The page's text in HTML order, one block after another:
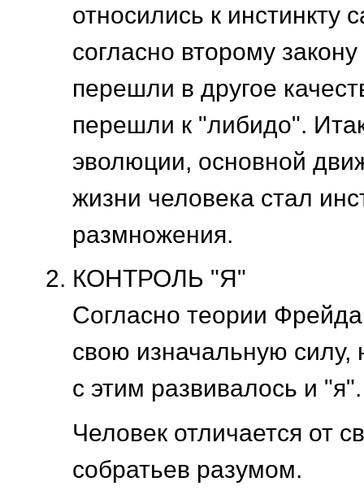
относились к инстинкту
согласно второму
перешли в другое
перешли к "либидо".
эволюции, основной
жизни человека стал
размножения.
КОНТРОЛЬ "Я"
Согласно теории
свою изначальную силу,
с этим развивалось и "я".
Человек отличается от
собратьев разумом.